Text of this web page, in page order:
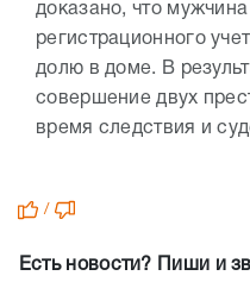
доказано, что
регистрационного
долю в доме. В
совершение двух
время следствия и
/
Есть новости? Пиши и